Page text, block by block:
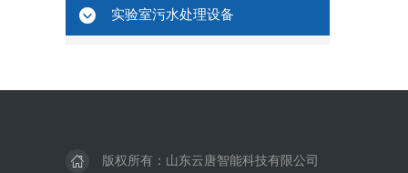
实验室污水处理设备
版权所有：山东云唐智能科技有限公司